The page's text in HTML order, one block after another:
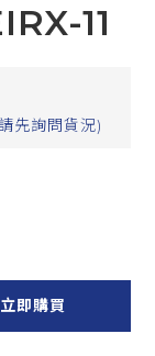
11
先詢問貨況)
立即購買